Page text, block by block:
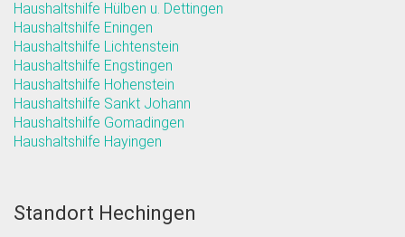
Haushaltshilfe Hülben u. Dettingen
Haushaltshilfe Eningen
Haushaltshilfe Lichtenstein
Haushaltshilfe Engstingen
Haushaltshilfe Hohenstein
Haushaltshilfe Sankt Johann
Haushaltshilfe Gomadingen
Haushaltshilfe Hayingen
Standort Hechingen